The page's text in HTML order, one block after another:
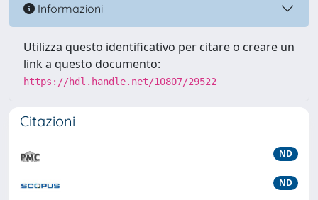
Informazioni
Utilizza questo identificativo per citare o creare un
link a questo documento:
https://hdl.handle.net/10807/29522
Citazioni
ND
ND